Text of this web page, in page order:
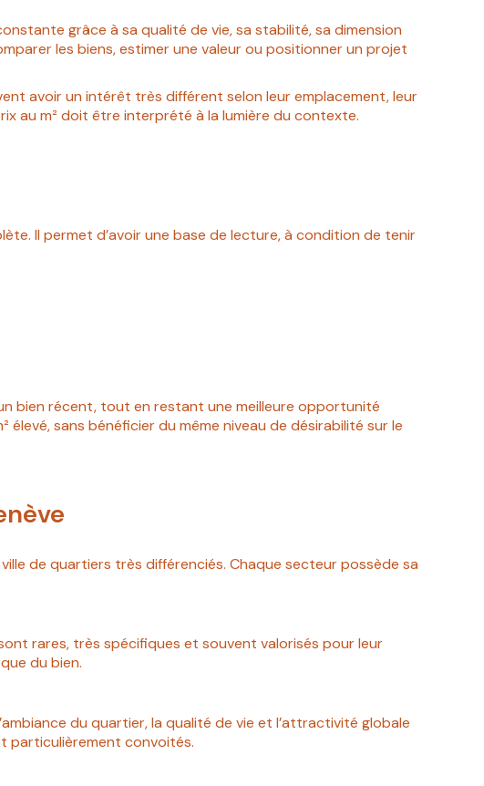
grâce à sa qualité de vie, sa stabilité, sa dimension
les biens, estimer une valeur ou positionner un projet
avoir un intérêt très différent selon leur emplacement, leur
au m² doit être interprété à la lumière du contexte.
Il permet d’avoir une base de lecture, à condition de tenir
bien récent, tout en restant une meilleure opportunité
sans bénéficier du même niveau de désirabilité sur le
de quartiers très différenciés. Chaque secteur possède sa
rares, très spécifiques et souvent valorisés pour leur
du bien.
du quartier, la qualité de vie et l’attractivité globale
particulièrement convoités.